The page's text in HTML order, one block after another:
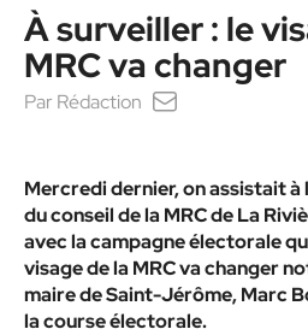
À surveiller : le
MRC va changer
Par Rédaction
Mercredi dernier, on assistait à
du conseil de la MRC de La
avec la campagne électorale
visage de la MRC va changer
maire de Saint-Jérôme, Marc
la course électorale.